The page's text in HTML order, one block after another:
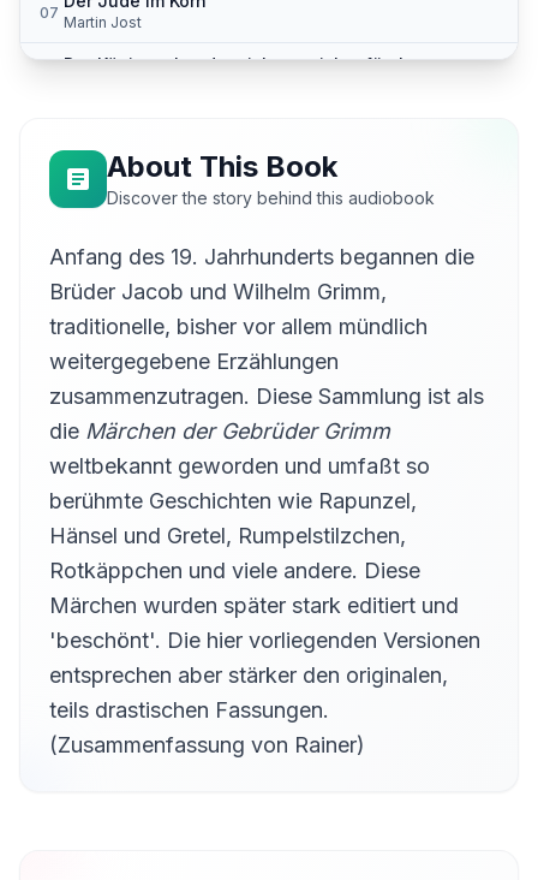
07
Martin Jost
Der Königssohn, der sich vor nichts fürchtet
Stephanie König
10
Der Räuberbräutigam
rusalka
11
Der Riese und der Schneider
12
Der Schneider im Himmel
13
Viktor Horvath
14
Der alte Sultan
Viktor Horvath
Der arme Müllersbursch und das Kätzchen
Martina
Der faule Heinz
atti
Der gelernte Jäger
18
Der gestohlene Heller
schleup
About This Book
Discover the story behind this audiobook
Anfang des 19. Jahrhunderts begannen die
Brüder Jacob und Wilhelm Grimm,
traditionelle, bisher vor allem mündlich
weitergegebene Erzählungen
zusammenzutragen. Diese Sammlung ist als
die Märchen der Gebrüder Grimm
weltbekannt geworden und umfaßt so
berühmte Geschichten wie Rapunzel,
Hänsel und Gretel, Rumpelstilzchen,
Rotkäppchen und viele andere. Diese
Märchen wurden später stark editiert und
'beschönt'. Die hier vorliegenden Versionen
entsprechen aber stärker den originalen,
teils drastischen Fassungen.
(Zusammenfassung von Rainer)